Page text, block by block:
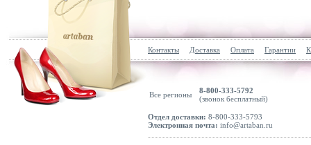
Контакты Доставка Оплата Гарантии
Все регионы
8-800-333-5792
(звонок бесплатный)
Отдел доставки: 8-800-333-5793
Электронная почта: info@artaban.ru